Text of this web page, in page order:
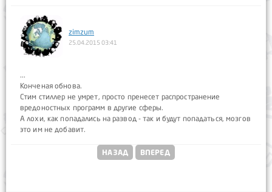
zimzum
25.04.2015 03:41
...
Конченая обнова.
Стим стиллер не умрет, просто пренесет распространение
вредоностных программ в другие сферы.
А лохи, как попадались на развод - так и будут попадаться, мозгов
это им не добавит.
НАЗАД ВПЕРЕД